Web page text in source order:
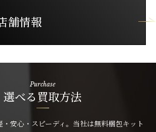
舗情報
Purchase
選べる買取方法
安心・スピーディ。当社は無料梱包キット